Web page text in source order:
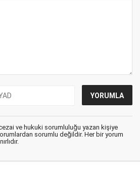
ve hukuki sorumluluğu yazan kişiye
sorumlu değildir. Her bir yorum